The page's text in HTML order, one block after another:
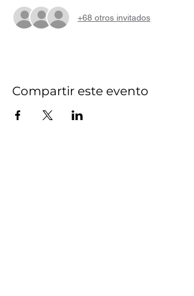
+68 otros invitados
Compartir este evento